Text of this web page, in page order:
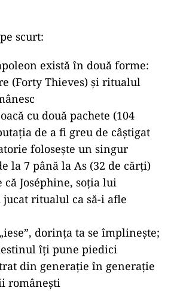
scurt:
există în două forme:
(Forty Thieves) și ritualul
cu două pachete (104
de a fi greu de câștigat
folosește un singur
la 7 până la As (32 de cărți)
că Joséphine, soția lui
ritualul ca să-i afle
dorința ta se împlinește;
îți pune piedici
din generație în generație
românești